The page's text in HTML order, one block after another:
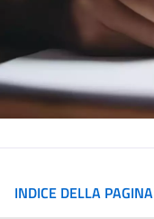
INDICE DELLA PAGINA